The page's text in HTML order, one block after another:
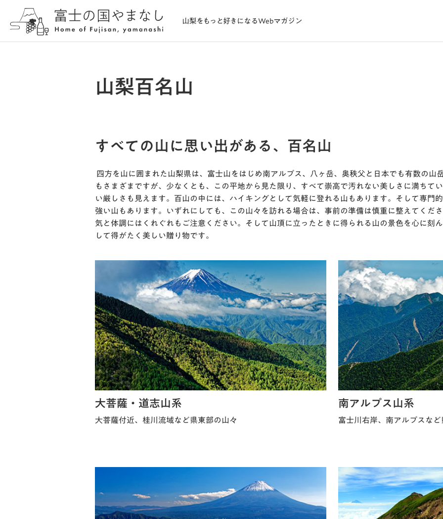
山梨百名山
すべての山に思い出がある、百名山
四方を山に囲まれた山梨県は、富士山をはじめ南アルプス、八ヶ岳、奥秩父と日本でも有数の山
もさまざまですが、少なくとも、この平地から見た限り、すべて崇高で汚れない美しさに満ちて
い厳しさも見えます。百山の中には、ハイキングとして気軽に登れる山もあります。そして専門
強い山もあります。いずれにしても、この山々を訪れる場合は、事前の準備は慎重に整えてくだ
気と体調にはくれぐれもご注意ください。そして山頂に立ったときに得られる山の景色を心に刻
して得がたく美しい贈り物です。
大菩薩・道志山系
大菩薩付近、桂川流域など県東部の山々
南アルプス山系
富士川右岸、南アルプスな